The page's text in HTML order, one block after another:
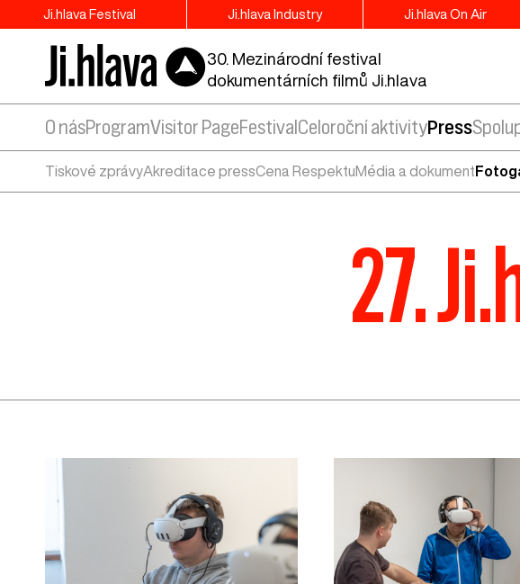
Ji.hlava Festival Ji.hlava Industry Ji.hlava On Air
30. Mezinárodní festival
dokumentárních filmů Ji.hlava
O násProgramVisitor PageFestival Celoroční aktivityPress
Tiskové zprávyAkreditace pressCena RespektuMédia a dokument
27.